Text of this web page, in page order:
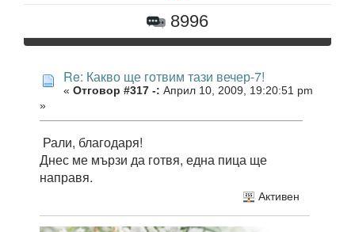
8996
Re: Какво ще готвим тази вечер-7!
« Отговор #317 -: Април 10, 2009, 19:20:51 pm
»
Рали, благодаря!
Днес ме мързи да готвя, една пица ще
направя.
Активен